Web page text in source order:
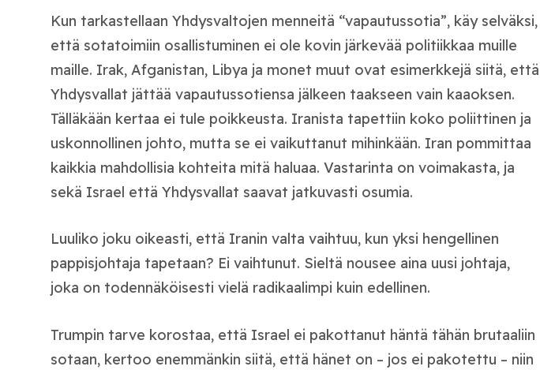
Kun tarkastellaan Yhdysvaltojen menneitä “vapautussotia”, käy selväksi,
että sotatoimiin osallistuminen ei ole kovin järkevää politiikkaa muille
maille. Irak, Afganistan, Libya ja monet muut ovat esimerkkejä siitä, että
Yhdysvallat jättää vapautussotiensa jälkeen taakseen vain kaaoksen.
Tälläkään kertaa ei tule poikkeusta. Iranista tapettiin koko poliittinen ja
uskonnollinen johto, mutta se ei vaikuttanut mihinkään. Iran pommittaa
kaikkia mahdollisia kohteita mitä haluaa. Vastarinta on voimakasta, ja
sekä Israel että Yhdysvallat saavat jatkuvasti osumia.
Luuliko joku oikeasti, että Iranin valta vaihtuu, kun yksi hengellinen
pappisjohtaja tapetaan? Ei vaihtunut. Sieltä nousee aina uusi johtaja,
joka on todennäköisesti vielä radikaalimpi kuin edellinen.
Trumpin tarve korostaa, että Israel ei pakottanut häntä tähän brutaaliin
sotaan, kertoo enemmänkin siitä, että hänet on – jos ei pakotettu – niin